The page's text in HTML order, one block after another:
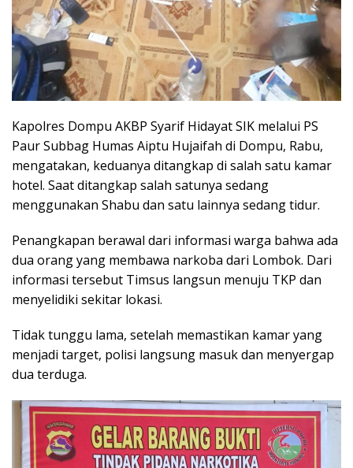
Kapolres Dompu AKBP Syarif Hidayat SIK melalui PS
Paur Subbag Humas Aiptu Hujaifah di Dompu, Rabu,
mengatakan, keduanya ditangkap di salah satu kamar
hotel. Saat ditangkap salah satunya sedang
menggunakan Shabu dan satu lainnya sedang tidur.
Penangkapan berawal dari informasi warga bahwa ada
dua orang yang membawa narkoba dari Lombok. Dari
informasi tersebut Timsus langsun menuju TKP dan
menyelidiki sekitar lokasi.
Tidak tunggu lama, setelah memastikan kamar yang
menjadi target, polisi langsung masuk dan menyergap
dua terduga.